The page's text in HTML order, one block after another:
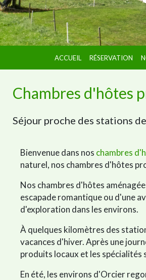
ACCUEIL RÉSERVATION
Chambres d'hôtes
Séjour proche des stations
Bienvenue dans nos chambres
naturel, nos chambres d'hôtes
Nos chambres d'hôtes
escapade romantique ou d'une
d'exploration dans les environs.
À quelques kilomètres des
vacances d'hiver. Après une
produits locaux et les spécialités
En été, les environs d'Orcier